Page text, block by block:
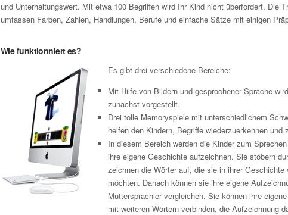
und Unterhaltungswert. Mit etwa 100 Begriffen wird Ihr Kind nicht überfordert. Die
umfassen Farben, Zahlen, Handlungen, Berufe und einfache Sätze mit einigen
Wie funktionniert es?
Es gibt drei verschiedene Bereiche:
Mit Hilfe von Bildern und gesprochener Sprache
zunächst vorgestellt.
Drei tolle Memoryspiele mit unterschiedlichem
helfen den Kindern, Begriffe wiederzuerkennen und
In diesem Bereich werden die Kinder zum
ihre eigene Geschichte aufzeichnen. Sie stöbern
zeichnen die Wörter auf, die sie in ihrer Geschichte
möchten. Danach können sie ihre eigene
Muttersprachler vergleichen. Sie können ihre
mit weiteren Wörtern verbinden, die Aufzeichnung